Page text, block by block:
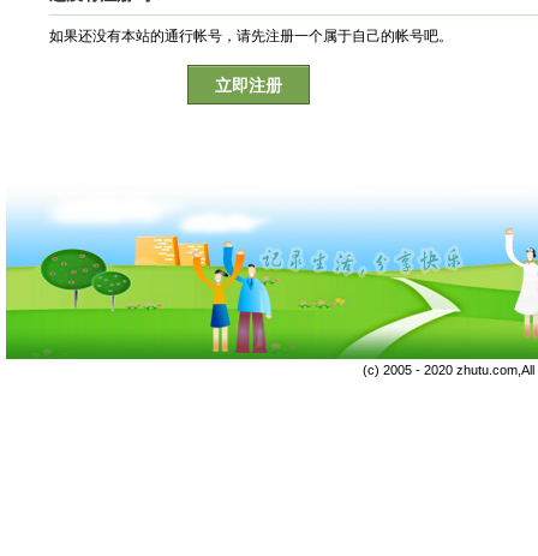
如果还没有本站的通行帐号，请先注册一个属于自己的帐号吧。
立即注册
(c) 2005 - 2020